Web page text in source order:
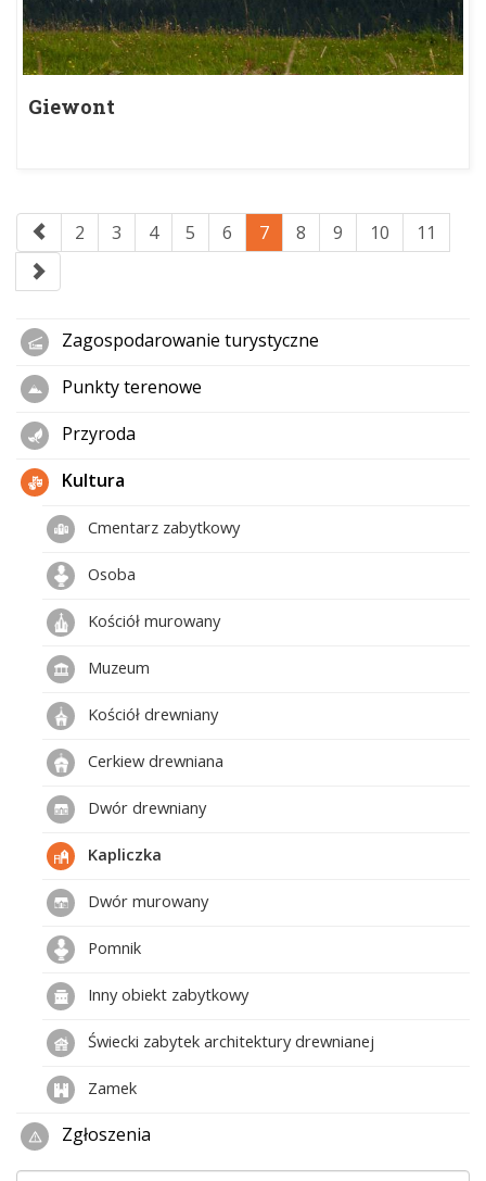
Giewont
2 3 4 5 6 7 8 9 10 11
Zagospodarowanie turystyczne
Punkty terenowe
Przyroda
Kultura
Cmentarz zabytkowy
Osoba
Kościół murowany
Muzeum
Kościół drewniany
Cerkiew drewniana
Dwór drewniany
Kapliczka
Dwór murowany
Pomnik
Inny obiekt zabytkowy
Świecki zabytek architektury drewnianej
Zamek
Zgłoszenia